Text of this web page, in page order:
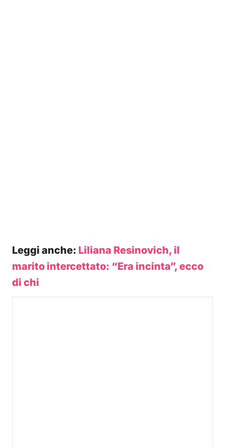
Leggi anche: Liliana Resinovich, il
marito intercettato: “Era incinta”, ecco
di chi